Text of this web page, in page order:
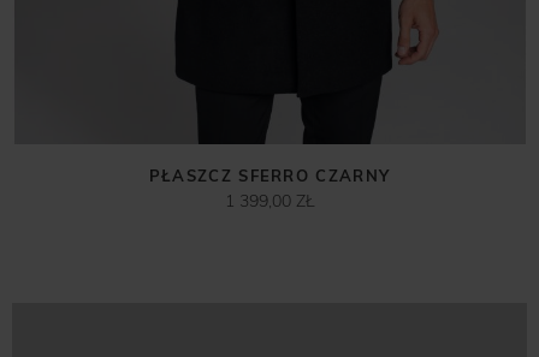
PŁASZCZ SFERRO CZARNY
1 399,00 ZŁ